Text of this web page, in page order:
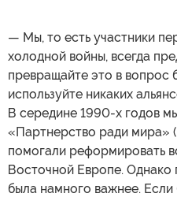
— Мы, то есть участники
холодной войны, всегда
превращайте это в вопрос
используйте никаких
В середине 1990-х годов
«Партнерство ради мира»
помогали реформировать
Восточной Европе. Однако
была намного важнее.